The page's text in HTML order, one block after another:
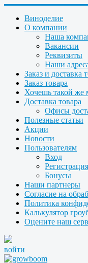
Виноделие
О компании
Наша
Вакансии
Реквизиты
Наши
Заказ и доставка
Заказ товара
Хочешь такой же
Доставка товара
Офисы
Полезные статьи
Акции
Новости
Пользователям
Вход
Регистрация
Бонусы
Наши партнеры
Согласие на
Политика
Калькулятор
Оцените наш
войти